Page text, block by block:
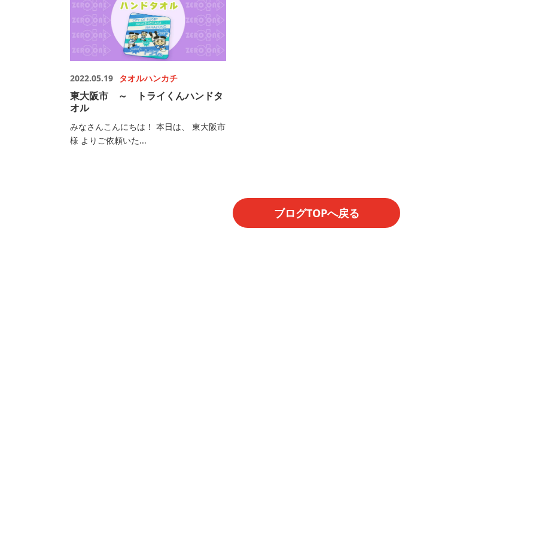
2022.05.19 タオルハンカチ
東大阪市 ～ トライくんハンドタ
オル
みなさんこんにちは！ 本日は、 東大阪市
様 よりご依頼いた...
ブログTOPへ戻る